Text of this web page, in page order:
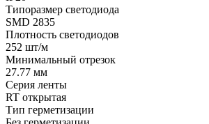
Типоразмер светодиода
SMD 2835
Плотность светодиодов
252 шт/м
Минимальный отрезок
27.77 мм
Серия ленты
RT открытая
Тип герметизации